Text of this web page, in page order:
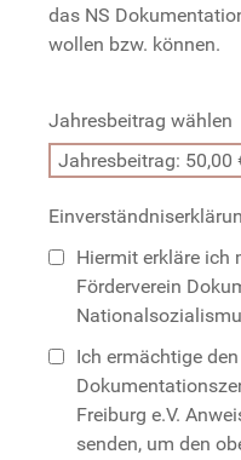
das NS
wollen bzw. können.
Jahresbeitrag wählen
Hiermit erkläre ich
Förderverein
Ich ermächtige
Freiburg e.V.
senden, um den